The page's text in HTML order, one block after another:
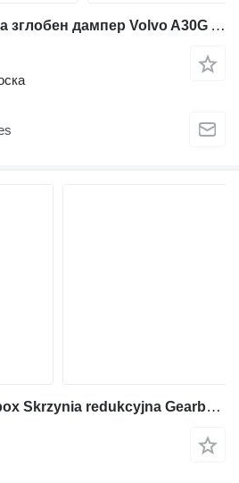
Погонска оска AXA за зглобен дампер Volvo A30G A25
Менувач Volvo Dropbox Skrzynia redukcyjna Gearbox A20 A25 A30 Dumper за зглобен дампер Volvo A25